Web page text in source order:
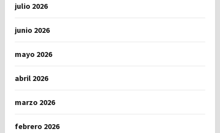
julio 2026
junio 2026
mayo 2026
abril 2026
marzo 2026
febrero 2026